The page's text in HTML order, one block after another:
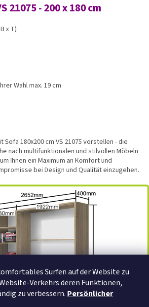
Surfen auf der Website zu
Verkehrs deren Funktionen,
zu verbessern. Persönlicher
21075 - 200 x 180 cm
x T)
Wahl max. 19 cm
180x200 cm VS 21075 vorstellen - die
nach multifunktionalen und stilvollen Möbeln
Ihnen ein Maximum an Komfort und
bei Design und Qualität einzugehen.